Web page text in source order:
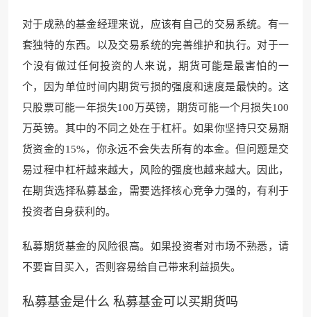
对于成熟的基金经理来说，应该有自己的交易系统。有一
套独特的东西。以及交易系统的完善维护和执行。对于一
个没有做过任何投资的人来说，期货可能是最害怕的一
个，因为单位时间内期货亏损的强度和速度是最快的。这
只股票可能一年损失100万英镑，期货可能一个月损失100
万英镑。其中的不同之处在于杠杆。如果你坚持只交易期
货资金的15%，你永远不会失去所有的本金。但问题是交
易过程中杠杆越来越大，风险的强度也越来越大。因此，
在期货选择私募基金，需要选择核心竞争力强的，有利于
投资者自身获利的。
私募期货基金的风险很高。如果投资者对市场不熟悉，请
不要盲目买入，否则容易给自己带来利益损失。
私募基金是什么 私募基金可以买期货吗